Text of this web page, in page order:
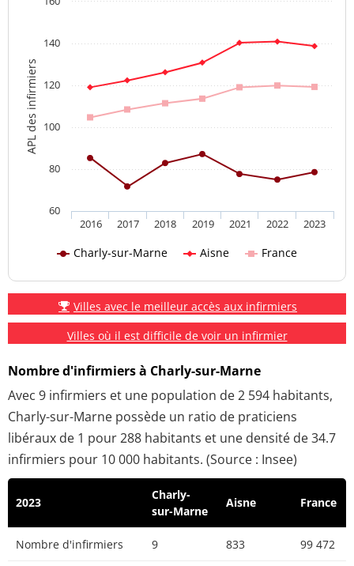
APL des infirmiers
Charly-sur-Marne Aisne France
2016 2017 2018 2019 2021 2022 2023
60
80
100
120
140
Villes avec le meilleur accès aux infirmiers
Villes où il est difficile de voir un infirmier
Nombre d'infirmiers à Charly-sur-Marne
Avec 9 infirmiers et une population de 2 594 habitants,
Charly-sur-Marne possède un ratio de praticiens
libéraux de 1 pour 288 habitants et une densité de 34.7
infirmiers pour 10 000 habitants. (Source : Insee)
2023
Charly-
sur-Marne
Aisne France
Nombre d'infirmiers 9 833 99 472